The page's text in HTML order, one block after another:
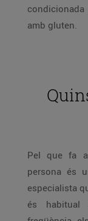
amb gluten.
Pel que fa
persona és
especialista
és habitual